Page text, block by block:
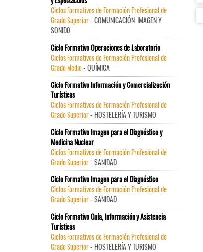
Ciclos Formativos de Formación Profesional de
Grado Superior- COMUNICACIÓN, IMAGEN Y
SONIDO
Ciclo Formativo Operaciones de Laboratorio
Ciclos Formativos de Formación Profesional de
Grado Medio- QUÍMICA
Ciclo Formativo Información y Comercialización
Turísticas
Ciclos Formativos de Formación Profesional de
Grado Superior- HOSTELERÍA Y TURISMO
Ciclo Formativo Imagen para el Diagnóstico y
Medicina Nuclear
Ciclos Formativos de Formación Profesional de
Grado Superior- SANIDAD
Ciclo Formativo Imagen para el Diagnóstico
Ciclos Formativos de Formación Profesional de
Grado Superior- SANIDAD
Ciclo Formativo Guía, Información y Asistencia
Turísticas
Ciclos Formativos de Formación Profesional de
Grado Superior- HOSTELERÍA Y TURISMO